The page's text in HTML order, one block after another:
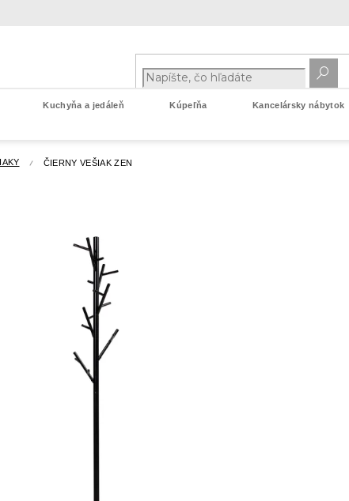
Kuchyňa a jedáleň Kúpeľňa Kancelársky nábytok
ČIERNY VEŠIAK ZEN